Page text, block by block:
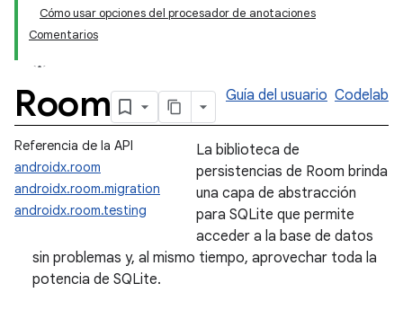
Cómo usar opciones del procesador de anotaciones
Comentarios
Room Guía del usuario Codelab
Referencia de la API
androidx.room
androidx.room.migration
androidx.room.testing
La biblioteca de
persistencias de Room brinda
una capa de abstracción
para SQLite que permite
acceder a la base de datos
sin problemas y, al mismo tiempo, aprovechar toda la
potencia de SQLite.